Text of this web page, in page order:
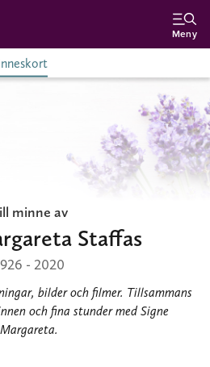
Meny
minne av
Staffas
- 2020
bilder och filmer. Tillsammans
och fina stunder med Signe
Margareta.